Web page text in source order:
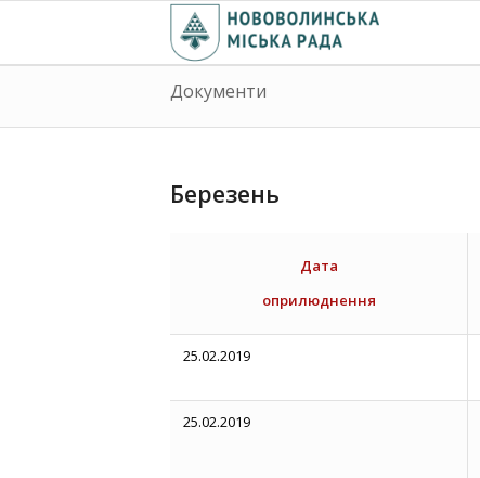
Документи
Березень
Дата
оприлюднення
25.02.2019
25.02.2019